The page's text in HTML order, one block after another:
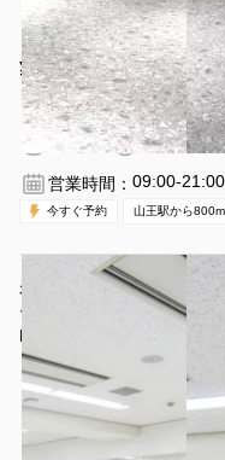
¥2200 〜 ¥4400 /時
伏見駅 徒歩20分愛知
1〜30名
30分〜
営業時間： 09:00-21:00
今すぐ予約 山王駅から
久屋大通駅徒歩1分！更衣
ートも絶賛のモニター完
れるLOICXダンススタジ